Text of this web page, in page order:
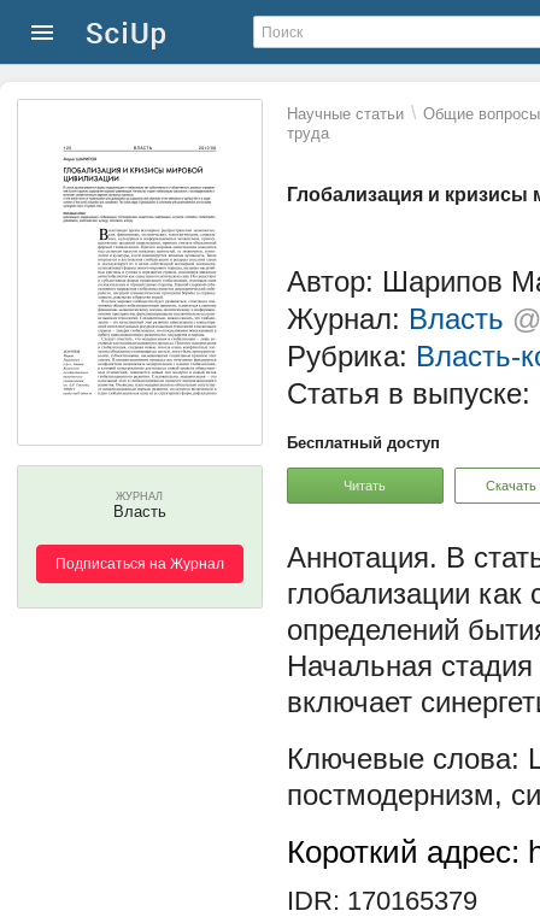
Научные статьи \ Общие вопросы
труда
Глобализация и
ЖУРНАЛ
Власть
Подписаться на Журнал
Автор: Шарипов
Журнал: Власть
Рубрика: Власть-
Статья в выпуске:
Бесплатный доступ
Читать Скачать
В
глобализации как
определений
Начальная
включает
постмодернизм,
Короткий адрес:
IDR: 170165379